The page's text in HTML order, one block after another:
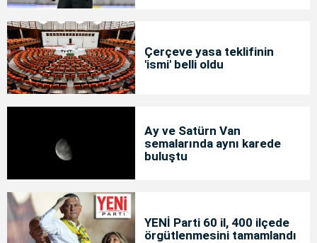
Çerçeve yasa teklifinin
'ismi' belli oldu
Ay ve Satürn Van
semalarında aynı karede
buluştu
YENİ Parti 60 il, 400 ilçede
örgütlenmesini tamamlandı